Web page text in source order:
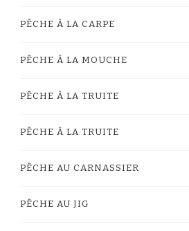
PÊCHE À LA CARPE
PÊCHE À LA MOUCHE
PÊCHE À LA TRUITE
PÊCHE À LA TRUITE
PÊCHE AU CARNASSIER
PÊCHE AU JIG